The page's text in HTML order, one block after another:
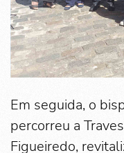
Em seguida, o
percorreu a
Figueiredo,